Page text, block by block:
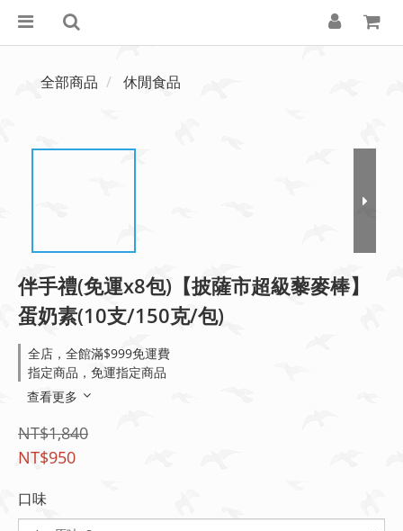
全部商品 休閒食品
伴手禮(免運x8包)【披薩市超級藜麥棒】
蛋奶素(10支/150克/包)
全店，全館滿$999免運費
指定商品，免運指定商品
查看更多
NT$1,840
NT$950
口味